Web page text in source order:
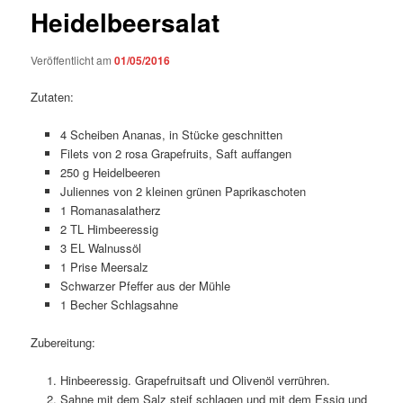
Heidelbeersalat
Veröffentlicht am01/05/2016
Zutaten:
4 Scheiben Ananas, in Stücke geschnitten
Filets von 2 rosa Grapefruits, Saft auffangen
250 g Heidelbeeren
Juliennes von 2 kleinen grünen Paprikaschoten
1 Romanasalatherz
2 TL Himbeeressig
3 EL Walnussöl
1 Prise Meersalz
Schwarzer Pfeffer aus der Mühle
1 Becher Schlagsahne
Zubereitung:
Hinbeeressig. Grapefruitsaft und Olivenöl verrühren.
Sahne mit dem Salz steif schlagen und mit dem Essig und